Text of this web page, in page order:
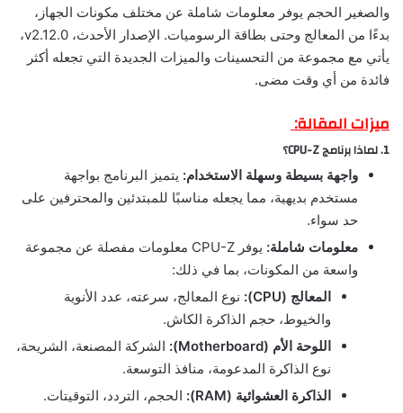
والصغير الحجم يوفر معلومات شاملة عن مختلف مكونات الجهاز،
بدءًا من المعالج وحتى بطاقة الرسوميات. الإصدار الأحدث، v2.12.0،
يأتي مع مجموعة من التحسينات والميزات الجديدة التي تجعله أكثر
فائدة من أي وقت مضى.
ميزات المقالة:
1. لماذا برنامج CPU-Z؟
واجهة بسيطة وسهلة الاستخدام: يتميز البرنامج بواجهة
مستخدم بديهية، مما يجعله مناسبًا للمبتدئين والمحترفين على
حد سواء.
معلومات شاملة:
يوفر CPU-Z معلومات مفصلة عن مجموعة
واسعة من المكونات، بما في ذلك:
المعالج (CPU):
نوع المعالج، سرعته، عدد الأنوية
والخيوط، حجم الذاكرة الكاش.
اللوحة الأم (Motherboard):
الشركة المصنعة، الشريحة،
نوع الذاكرة المدعومة، منافذ التوسعة.
الذاكرة العشوائية (RAM):
الحجم، التردد، التوقيتات.